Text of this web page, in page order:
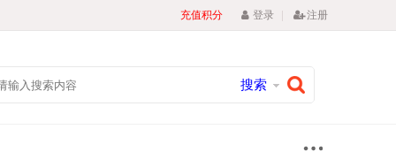
充值积分 登录 | 注册
搜索